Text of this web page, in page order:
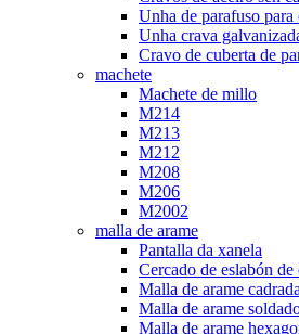
Unha de parafuso para
Unha crava
Cravo de cuberta de
machete
Machete de millo
M214
M213
M212
M208
M206
M2002
malla de arame
Pantalla da xanela
Cercado de eslabón de
Malla de arame cadrada
Malla de arame
Malla de arame